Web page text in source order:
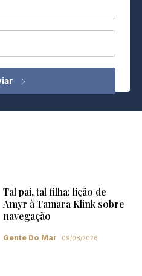
Tal pai, tal filha: lição de
Amyr à Tamara Klink sobre
navegação
Gente Do Mar 09/08/2026